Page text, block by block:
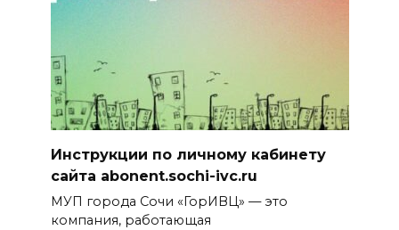
Инструкции по личному кабинету
сайта abonent.sochi-ivc.ru
МУП города Сочи «ГорИВЦ» — это
компания, работающая